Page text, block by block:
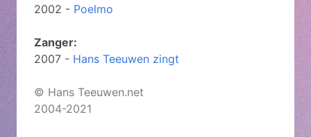
2002 - Poelmo
Zanger:
2007 - Hans Teeuwen zingt
© Hans Teeuwen.net
2004-2021